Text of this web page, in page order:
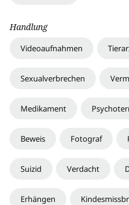
Handlung
Videoaufnahmen
Sexualverbrechen
Medikament
Beweis Fotograf
Suizid Verdacht
Erhängen